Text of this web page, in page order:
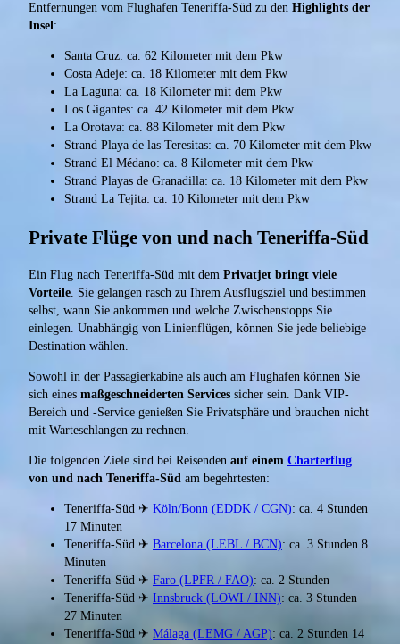
Entfernungen vom Flughafen Teneriffa-Süd zu den Highlights der
Insel:
Santa Cruz: ca. 62 Kilometer mit dem Pkw
Costa Adeje: ca. 18 Kilometer mit dem Pkw
La Laguna: ca. 18 Kilometer mit dem Pkw
Los Gigantes: ca. 42 Kilometer mit dem Pkw
La Orotava: ca. 88 Kilometer mit dem Pkw
Strand Playa de las Teresitas: ca. 70 Kilometer mit dem Pkw
Strand El Médano: ca. 8 Kilometer mit dem Pkw
Strand Playas de Granadilla: ca. 18 Kilometer mit dem Pkw
Strand La Tejita: ca. 10 Kilometer mit dem Pkw
Private Flüge von und nach Teneriffa-Süd
Ein Flug nach Teneriffa-Süd mit dem Privatjet bringt viele
Vorteile. Sie gelangen rasch zu Ihrem Ausflugsziel und bestimmen
selbst, wann Sie ankommen und welche Zwischenstopps Sie
einlegen. Unabhängig von Linienflügen, können Sie jede beliebige
Destination wählen.
Sowohl in der Passagierkabine als auch am Flughafen können Sie
sich eines maßgeschneiderten Services sicher sein. Dank VIP-
Bereich und -Service genießen Sie Privatsphäre und brauchen nicht
mit Warteschlangen zu rechnen.
Die folgenden Ziele sind bei Reisenden auf einem Charterflug
von und nach Teneriffa-Süd am begehrtesten:
Teneriffa-Süd ✈ Köln/Bonn (EDDK / CGN): ca. 4 Stunden
17 Minuten
Teneriffa-Süd ✈ Barcelona (LEBL / BCN): ca. 3 Stunden 8
Minuten
Teneriffa-Süd ✈ Faro (LPFR / FAO): ca. 2 Stunden
Teneriffa-Süd ✈ Innsbruck (LOWI / INN): ca. 3 Stunden
27 Minuten
Teneriffa-Süd ✈ Málaga (LEMG / AGP): ca. 2 Stunden 14